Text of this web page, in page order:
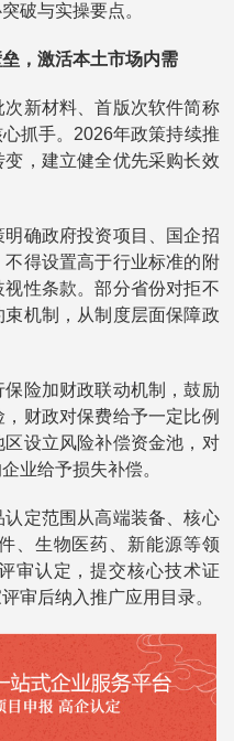
破与实操要点。
，激活本土市场内需
新材料、首版次软件简称
抓手。2026年政策持续推
，建立健全优先采购长效
确政府投资项目、国企招
得设置高于行业标准的附
性条款。部分省份对拒不
机制，从制度层面保障政
险加财政联动机制，鼓励
财政对保费给予一定比例
设立风险补偿资金池，对
业给予损失补偿。
定范围从高端装备、核心
、生物医药、新能源等领
审认定，提交核心技术证
审后纳入推广应用目录。